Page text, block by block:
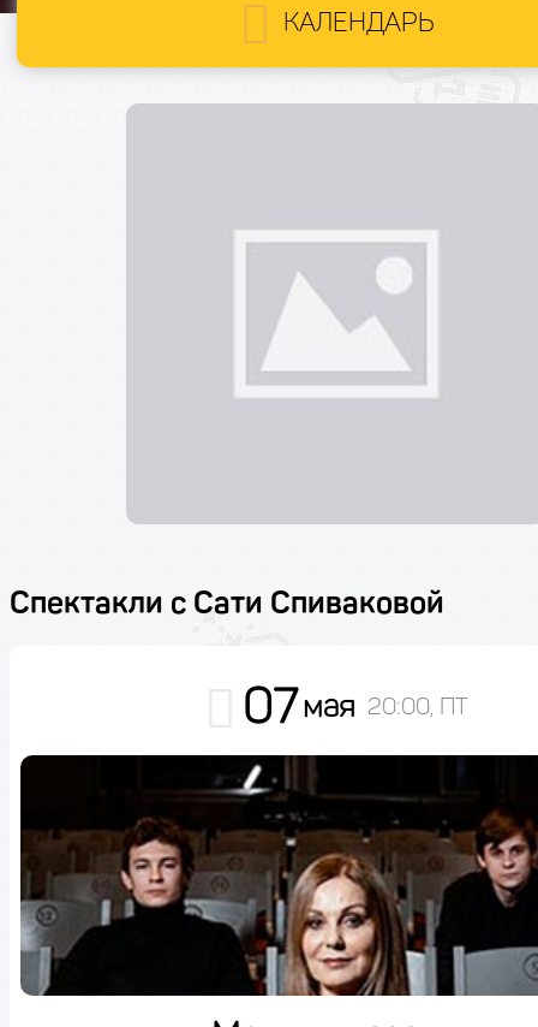
КАЛЕНДАРЬ
Спектакли с Сати Спиваковой
07мая 20:00, ПТ